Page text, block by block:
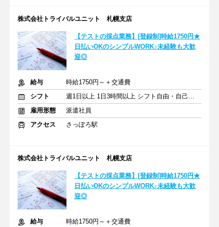
株式会社トライバルユニット 札幌支店
【テストの採点業務】[登録制]時給1750円★
日払いOKのシンプルWORK♪未経験も大歓
迎◎
給与
時給1750円～＋交通費
シフト
週1日以上 1日3時間以上 シフト自由・自己申告
雇用形態
派遣社員
アクセス
さっぽろ駅
株式会社トライバルユニット 札幌支店
【テストの採点業務】[登録制]時給1750円★
日払いOKのシンプルWORK♪未経験も大歓
迎◎
給与
時給1750円～＋交通費